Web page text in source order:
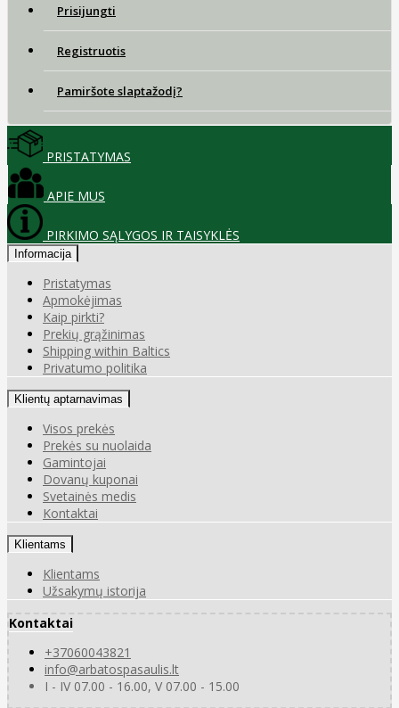
Prisijungti
Registruotis
Pamiršote slaptažodį?
PRISTATYMAS
APIE MUS
PIRKIMO SĄLYGOS IR TAISYKLĖS
Informacija
Pristatymas
Apmokėjimas
Kaip pirkti?
Prekių grąžinimas
Shipping within Baltics
Privatumo politika
Klientų aptarnavimas
Visos prekės
Prekės su nuolaida
Gamintojai
Dovanų kuponai
Svetainės medis
Kontaktai
Klientams
Klientams
Užsakymų istorija
Kontaktai
+37060043821
info@arbatospasaulis.lt
I - IV 07.00 - 16.00, V 07.00 - 15.00